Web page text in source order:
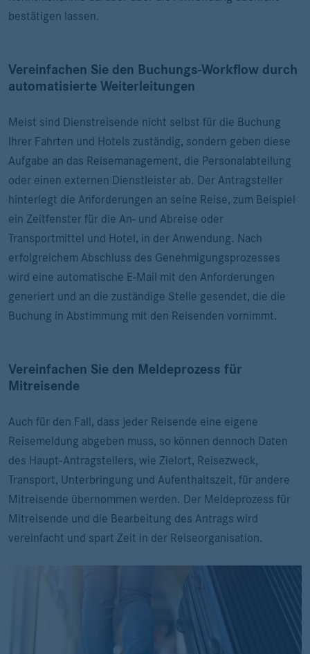
bestätigen lassen.
Vereinfachen Sie den Buchungs-Workflow durch
automatisierte Weiterleitungen
Meist sind Dienstreisende nicht selbst für die Buchung
Ihrer Fahrten und Hotels zuständig, sondern geben diese
Aufgabe an das Reisemanagement, die Personalabteilung
oder einen externen Dienstleister ab. Der Antragsteller
hinterlegt die Anforderungen an seine Reise, zum Beispiel
ein Zeitfenster für die An- und Abreise oder
Transportmittel und Hotel, in der Anwendung. Nach
erfolgreichem Abschluss des Genehmigungsprozesses
wird eine automatische E-Mail mit den Anforderungen
generiert und an die zuständige Stelle gesendet, die die
Buchung in Abstimmung mit den Reisenden vornimmt.
Vereinfachen Sie den Meldeprozess für
Mitreisende
Auch für den Fall, dass jeder Reisende eine eigene
Reisemeldung abgeben muss, so können dennoch Daten
des Haupt-Antragstellers, wie Zielort, Reisezweck,
Transport, Unterbringung und Aufenthaltszeit, für andere
Mitreisende übernommen werden. Der Meldeprozess für
Mitreisende und die Bearbeitung des Antrags wird
vereinfacht und spart Zeit in der Reiseorganisation.